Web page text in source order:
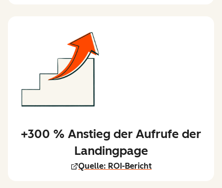
+300 % Anstieg der Aufrufe der
Landingpage
Quelle: ROI-Bericht